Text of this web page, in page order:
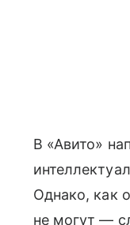
В «Авито»
Однако, как
не могут —